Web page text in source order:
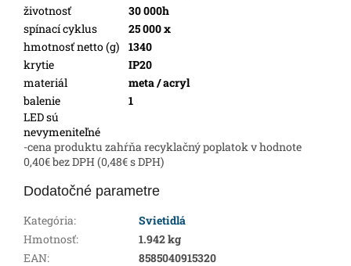
životnosť
30 000h
spínací cyklus
25 000 x
hmotnosť netto (g)
1340
krytie
IP20
materiál
meta / acryl
balenie
1
LED sú
nevymeniteľné
-cena produktu zahŕňa recyklačný poplatok v hodnote
0,40€ bez DPH (0,48€ s DPH)
Dodatočné parametre
Kategória:
Svietidlá
Hmotnosť:
1.942 kg
EAN:
8585040915320